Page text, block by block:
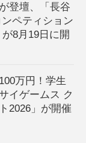
登壇、「長谷
ペティション
8月19日に開
万円！学生
イゲームス ク
2026」が開催